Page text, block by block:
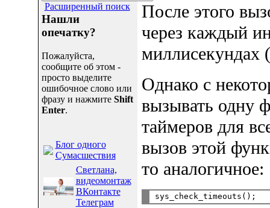
Расширенный поиск
Нашли
опечатку?
Пожалуйста,
сообщите об этом -
просто выделите
ошибочное слово или
фразу и нажмите Shift
Enter.
Блог одного
Сумасшествия
Светлана,
видеомонтаж
ВКонтакте
Телеграм
После этого
через каждый
Однако с
вызывать одну
таймеров для
вызов этой
то аналогичное: